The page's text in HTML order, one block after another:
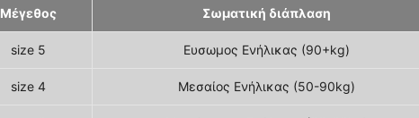
Μέγεθος Σωματική διάπλαση
size 5 Ευσωμος Ενήλικας (90+kg)
size 4 Μεσαίος Ενήλικας (50-90kg)